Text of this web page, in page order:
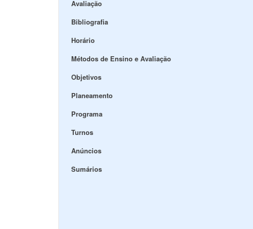
Avaliação
Bibliografia
Horário
Métodos de Ensino e Avaliação
Objetivos
Planeamento
Programa
Turnos
Anúncios
Sumários